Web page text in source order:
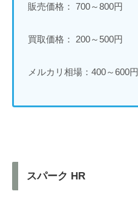
販売価格： 700～800円
買取価格： 200～500円
メルカリ相場：400～600円
スパーク HR